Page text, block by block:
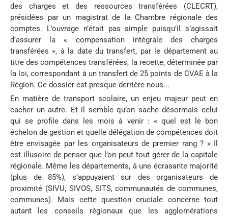
des charges et des ressources transférées (CLECRT),
présidées par un magistrat de la Chambre régionale des
comptes. L’ouvrage n’était pas simple puisqu’il s’agissait
d’assurer la « compensation intégrale des charges
transférées », à la date du transfert, par le département au
titre des compétences transférées, la recette, déterminée par
la loi, correspondant à un transfert de 25 points de CVAE à la
Région. Ce dossier est presque derrière nous...
En matière de transport scolaire, un enjeu majeur peut en
cacher un autre. Et il semble qu’on sache désormais celui
qui se profile dans les mois à venir : « quel est le bon
échelon de gestion et quelle délégation de compétences doit
être envisagée par les organisateurs de premier rang ? » Il
est illusoire de penser que l’on peut tout gérer de la capitale
régionale. Même les départements, à une écrasante majorité
(plus de 85%), s’appuyaient sur des organisateurs de
proximité (SIVU, SIVOS, SITS, communautés de communes,
communes). Mais cette question cruciale concerne tout
autant les conseils régionaux que les agglomérations